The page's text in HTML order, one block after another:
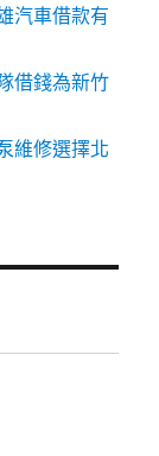
汽車借款有
借錢為新竹
維修選擇北